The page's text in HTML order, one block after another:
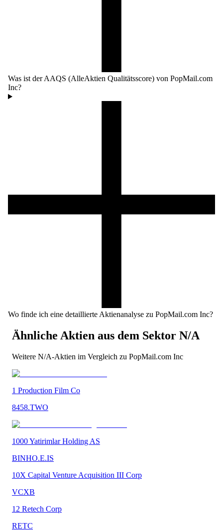
Was ist der AAQS (AlleAktien Qualitätsscore) von PopMail.com
Inc?
Wo finde ich eine detaillierte Aktienanalyse zu PopMail.com Inc?
Ähnliche Aktien aus dem Sektor N/A
Weitere N/A-Aktien im Vergleich zu PopMail.com Inc
1 Production Film Co
8458.TWO
1000 Yatirimlar Holding AS
BINHO.E.IS
10X Capital Venture Acquisition III Corp
VCXB
12 Retech Corp
RETC